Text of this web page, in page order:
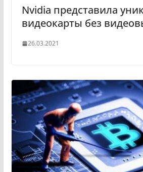
Nvidia представила
видеокарты без
26.03.2021